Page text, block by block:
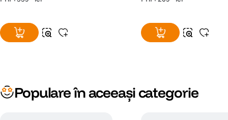
Populare în aceeași categorie